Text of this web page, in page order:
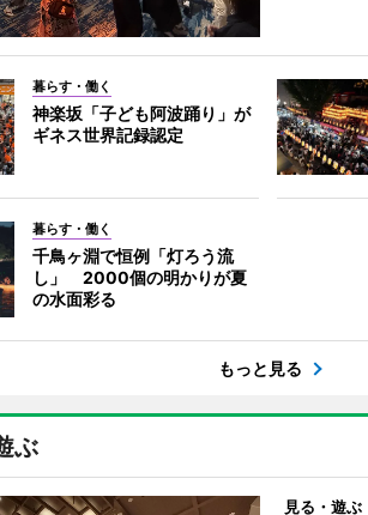
暮らす・働く
神楽坂「子ども阿波踊り」が
ギネス世界記録認定
暮らす・働く
千鳥ヶ淵で恒例「灯ろう流
し」 2000個の明かりが夏
の水面彩る
もっと見る
ぶ
見る・遊ぶ